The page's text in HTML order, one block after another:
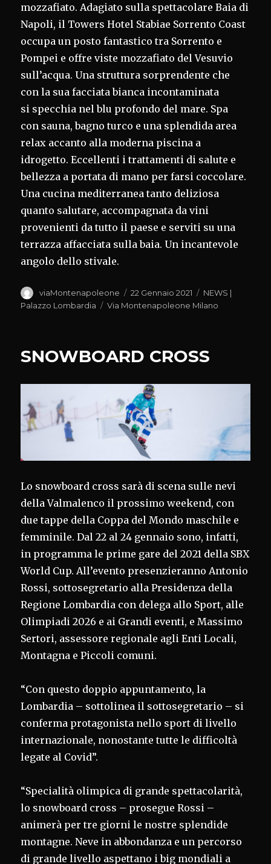
mozzafiato. Adagiato sulla spettacolare Baia di
Napoli, il Towers Hotel Stabiae Sorrento Coast
occupa un posto fantastico tra Sorrento e
Pompei e offre viste mozzafiato del Vesuvio
sull’acqua. Una struttura sorprendente che
con la sua facciata bianca incontaminata
si specchia nel blu profondo del mare. Spa
con sauna, bagno turco e una splendida area
relax accanto alla moderna piscina a
idrogetto. Eccellenti i trattamenti di salute e
bellezza a portata di mano per farsi coccolare.
Una cucina mediterranea tanto deliziosa
quanto salutare, accompagnata da vini
provenienti da tutto il paese e serviti su una
terrazza affacciata sulla baia. Un incantevole
angolo dello stivale.
Autore
viaMontenapoleone
Pubblicato
il
22 Gennaio 2021 Categorie
NEWS |
Palazzo Lombardia
Tag
Via Montenapoleone Milano
SNOWBOARD CROSS
Lo snowboard cross sarà di scena sulle nevi
della Valmalenco il prossimo weekend, con
due tappe della Coppa del Mondo maschile e
femminile. Dal 22 al 24 gennaio sono, infatti,
in programma le prime gare del 2021 della SBX
World Cup. All’evento presenzieranno Antonio
Rossi, sottosegretario alla Presidenza della
Regione Lombardia con delega allo Sport, alle
Olimpiadi 2026 e ai Grandi eventi, e Massimo
Sertori, assessore regionale agli Enti Locali,
Montagna e Piccoli comuni.
“Con questo doppio appuntamento, la
Lombardia – sottolinea il sottosegretario – si
conferma protagonista nello sport di livello
internazionale, nonostante tutte le difficoltà
legate al Covid”.
“Specialità olimpica di grande spettacolarità,
lo snowboard cross – prosegue Rossi –
animerà per tre giorni le nostre splendide
montagne. Neve in abbondanza e un percorso
di grande livello aspettano i big mondiali a